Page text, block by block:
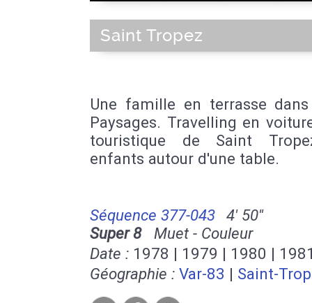
Saint Tropez
Une famille en terrasse
Paysages. Travelling en
touristique de Saint
enfants autour d'une table.
Séquence 377-043
4' 50''
Super 8Muet - Couleur
Date : 1978 | 1979 | 1980 |
Géographie : Var-83 | Saint-